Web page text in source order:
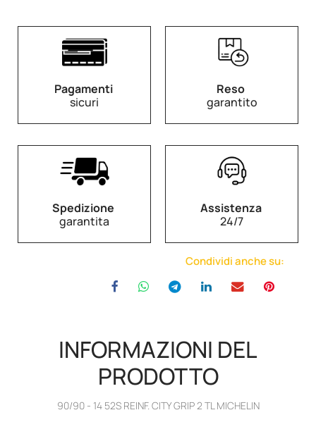
Pagamenti
sicuri
Reso
garantito
Spedizione
garantita
Assistenza
24/7
Condividi anche su:
INFORMAZIONI DEL
PRODOTTO
90/90 - 14 52S REINF. CITY GRIP 2 TL MICHELIN